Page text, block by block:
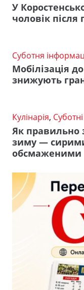
У
чоловік
Суботня
Мобілізація
знижують
Кулінарія,
Як правильно
зиму —
обсмаженими